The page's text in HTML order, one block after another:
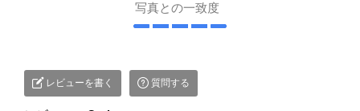
写真との一致度
レビューを書く 質問する